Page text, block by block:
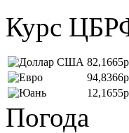
Курс
Погода